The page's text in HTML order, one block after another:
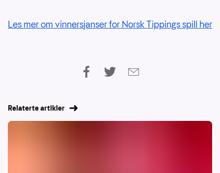
Les mer om vinnersjanser for Norsk Tippings spill her
Relaterte artikler